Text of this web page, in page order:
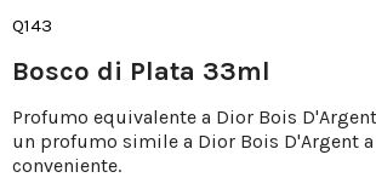
Q143
Bosco di Plata 33ml
Profumo equivalente a Dior Bois
un profumo simile a Dior Bois D'Argent
conveniente.